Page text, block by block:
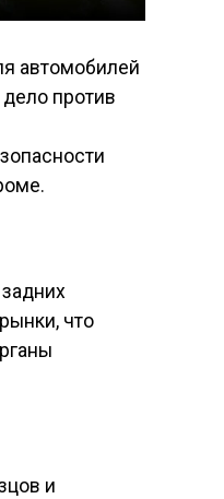
автомобилей
против
что
и